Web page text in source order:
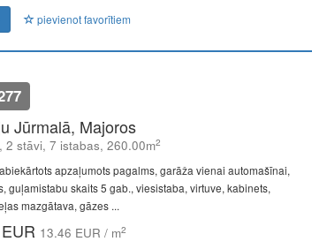
pievienot favorītiem
Jūrmalā, Majoros
2 stāvi, 7 istabas, 260.00m2
apzaļumots pagalms, garāža vienai automašīnai,
guļamistabu skaits 5 gab., viesistaba, virtuve, kabinets,
mazgātava, gāzes ...
13.46 EUR / m2